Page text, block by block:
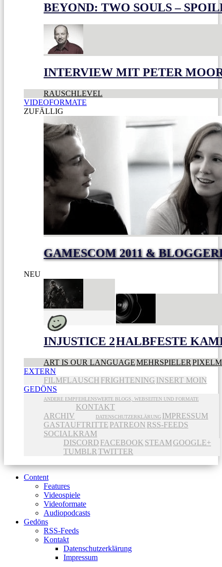
BEYOND: TWO SOULS –
INTERVIEW MIT PETER
RAUSCHLEVEL
VIDEOFORMATE
ZUFÄLLIG
GAMESCOM 2011 &
NEU
INJUSTICE 2HALBFESTE
ART IS OUR LANGUAGEMEHRSPIELER
EXTERN
FILMFLAUSCH FRIGHTENING INSERT MOIN
GEDÖNS
ANDERE EMPFEHLENSWERTE BLOGS, WEBSEITEN UND FORMATE
ARCHIV
KONTAKT
DATENSCHUTZERKLÄRUNG IMPRESSUM
GASTAUFTRITTE PATREON RSS-FEEDS
SOCIALKRAM
DISCORD FACEBOOK STEAMGOOGLE+
TUMBLR TWITTER
Content
Features
Videospiele
Videoformate
Audiopodcasts
Gedöns
RSS-Feeds
Kontakt
Datenschutzerklärung
Impressum